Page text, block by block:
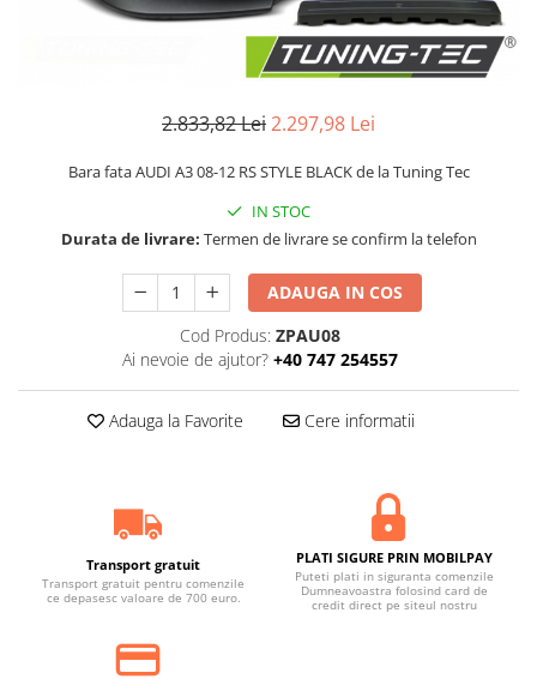
2.833,82 Lei2.297,98 Lei
Bara fata AUDI A3 08-12 RS STYLE BLACK de la Tuning Tec
IN STOC
Durata de livrare: Termen de livrare se confirm la telefon
ADAUGA IN COS
Cod Produs: ZPAU08
Ai nevoie de ajutor? +40 747 254557
Adauga la Favorite Cere informatii
Transport gratuit
Transport gratuit pentru comenzile
ce depasesc valoare de 700 euro.
PLATI SIGURE PRIN MOBILPAY
Puteti plati in siguranta comenzile
Dumneavoastra folosind card de
credit direct pe siteul nostru